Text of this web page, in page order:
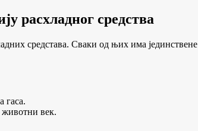
расхладног средства
средстава. Сваки од њих има јединствене
гаса.
животни век.